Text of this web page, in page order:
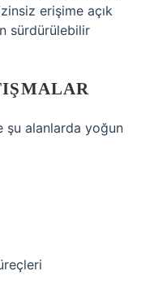
erişime açık
sürdürülebilir
şu alanlarda yoğun